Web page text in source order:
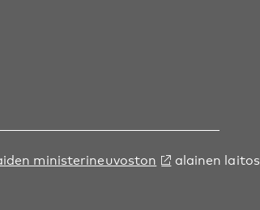
ministerineuvoston alainen laitos